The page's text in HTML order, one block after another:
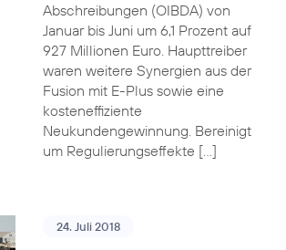
Abschreibungen (OIBDA) von
Januar bis Juni um 6,1 Prozent auf
927 Millionen Euro. Haupttreiber
waren weitere Synergien aus der
Fusion mit E-Plus sowie eine
kosteneffiziente
Neukundengewinnung. Bereinigt
um Regulierungseffekte […]
24. Juli 2018